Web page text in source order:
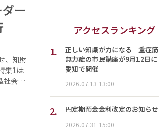
ー
、知財
集1は
社会…
アクセスランキング
1.
正しい知識が力になる 重症筋
無力症の市民講座が9月12日に
愛知で開催
2026.07.13 13:00
2. 円定期預金金利改定のお知らせ
2026.07.31 15:00